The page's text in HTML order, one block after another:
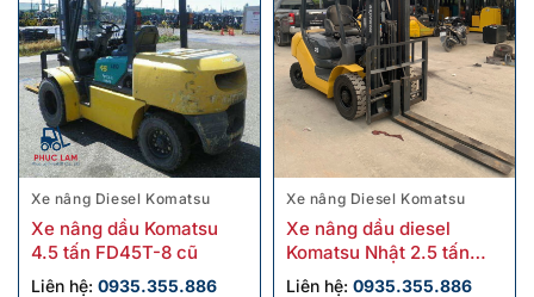
Xe nâng Diesel Komatsu
Xe nâng dầu Komatsu
4.5 tấn FD45T-8 cũ
Liên hệ: 0935.355.886
Xe nâng Diesel Komatsu
Xe nâng dầu diesel
Komatsu Nhật 2.5 tấn
FD25HT-16 cũ
Liên hệ: 0935.355.886